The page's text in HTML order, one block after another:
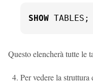
SHOW TABLES;
Questo elencherà tutte le
Per vedere la